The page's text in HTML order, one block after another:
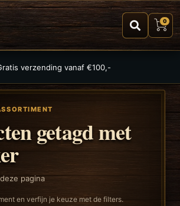
0
verzending vanaf €100,-
getagd met
pagina
en verfijn je keuze met de filters.